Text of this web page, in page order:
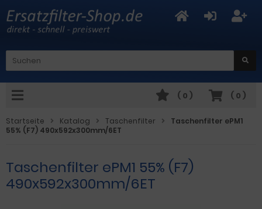
( 0 )
( 0 )
Startseite Katalog Taschenfilter
Taschenfilter ePM1
55% (F7) 490x592x300mm/6ET
Taschenfilter ePM1 55% (F7)
490x592x300mm/6ET